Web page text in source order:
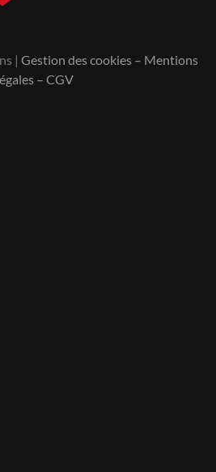
| Gestion des cookies– Mentions
– CGV